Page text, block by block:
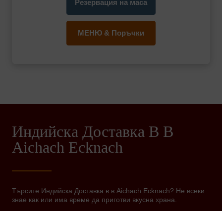
Резервация на маса
МЕНЮ & Поръчки
Индийска Доставка В В
Aichach Ecknach
Търсите Индийска Доставка в в Aichach Ecknach? Не всеки
знае как или има време да приготви вкусна храна.